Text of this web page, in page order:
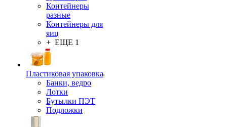
Контейнеры
разные
Контейнеры для
яиц
+ ЕЩЕ 1
Пластиковая упаковка
Банки, ведро
Лотки
Бутылки ПЭТ
Подложки